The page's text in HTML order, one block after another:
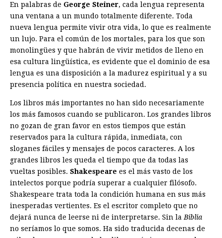
En palabras de George Steiner, cada lengua representa
una ventana a un mundo totalmente diferente. Toda
nueva lengua permite vivir otra vida, lo que es realmente
un lujo. Para el común de los mortales, para los que son
monolingües y que habrán de vivir metidos de lleno en
esa cultura lingüística, es evidente que el dominio de esa
lengua es una disposición a la madurez espiritual y a su
presencia política en nuestra sociedad.
Los libros más importantes no han sido necesariamente
los más famosos cuando se publicaron. Los grandes libros
no gozan de gran favor en estos tiempos que están
reservados para la cultura rápida, inmediata, con
sloganes fáciles y mensajes de pocos caracteres. A los
grandes libros les queda el tiempo que da todas las
vueltas posibles. Shakespeare es el más vasto de los
intelectos porque podría superar a cualquier filósofo.
Shakespeare trata toda la condición humana en sus más
inesperadas vertientes. Es el escritor completo que no
dejará nunca de leerse ni de interpretarse. Sin la Biblia
no seríamos lo que somos. Ha sido traducida decenas de